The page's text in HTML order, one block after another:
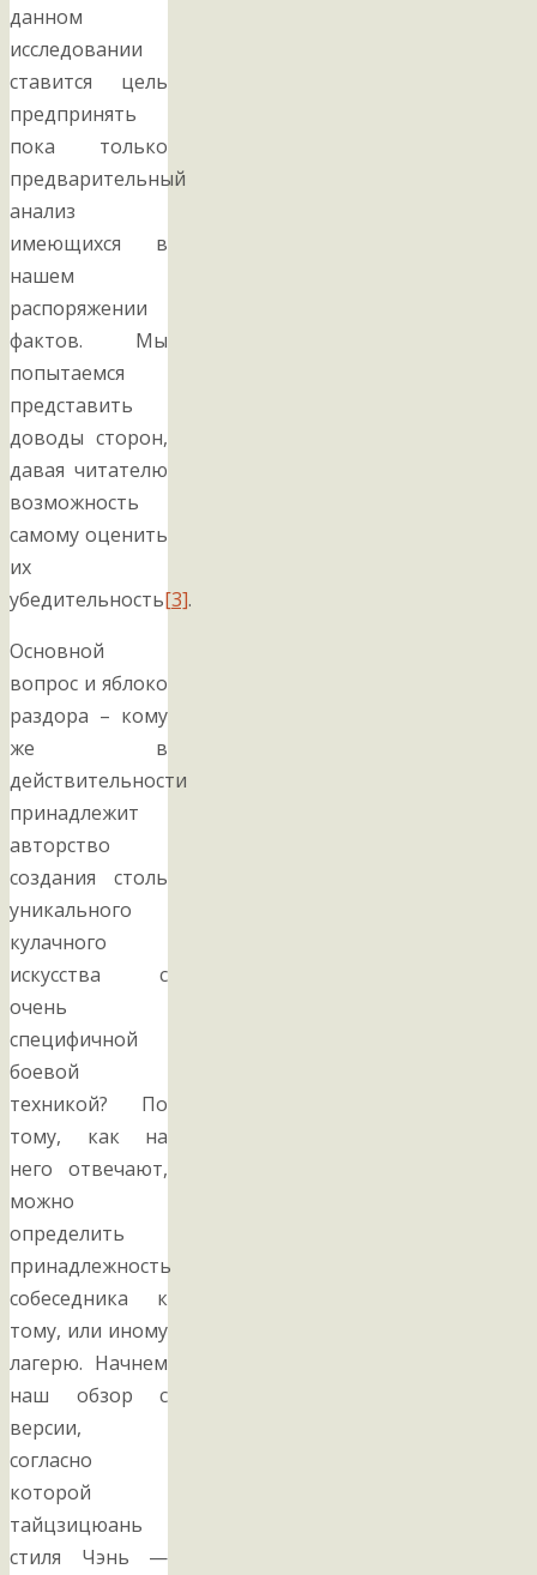
данном
исследовании
ставится цель
предпринять
пока только
предварительный
анализ
имеющихся в
нашем
распоряжении
фактов. Мы
попытаемся
представить
доводы сторон,
давая читателю
возможность
самому оценить
их
убедительность[3].
Основной
вопрос и яблоко
раздора – кому
же в
действительности
принадлежит
авторство
создания столь
уникального
кулачного
искусства с
очень
специфичной
боевой
техникой? По
тому, как на
него отвечают,
можно
определить
принадлежность
собеседника к
тому, или иному
лагерю. Начнем
наш обзор с
версии,
согласно
которой
тайцзицюань
стиля Чэнь —